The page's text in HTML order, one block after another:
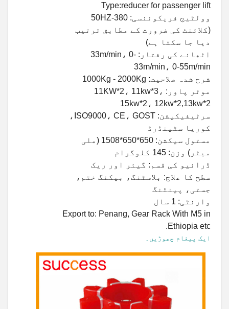
Type:reducer for passenger lift
وولٹیج فریکوئنسی: 380-50HZ
(کلائنٹ کی ضرورت کے مطابق ترتیب
دیا جا سکتا ہے)
اٹھانے کی رفتار: 33m/min، 0-
33m/min، 0-55m/min
شرح شدہ صلاحیت: 1000Kg - 2000Kg
موٹر پاور: 11KW*2، 11kw*3،
15kw*2، 12kw*2,13kw*2
سرٹیفیکیشن: ISO9000، CE، GOST،
کوریا سٹینڈرڈ
مستول سیکشن: 650*650*1508 (ملی
میٹر) وزن: 145 کلوگرام
ڈرائیو کی قسم: گیئر اور ریک
سطح کا علاج: بلاسٹنگ، بیکنگ ختم،
جستی، پینٹنگ
وارنٹی: 1 سال
Export to: Penang, Gear Rack With M5 in
Ethiopia etc.
ایک پیغام چھوڑیں۔